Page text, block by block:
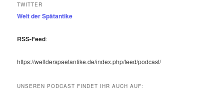
TWITTER
Welt der Spätantike
RSS-Feed:
https://weltderspaetantike.de/index.php/feed/podcast/
UNSEREN PODCAST FINDET IHR AUCH AUF: